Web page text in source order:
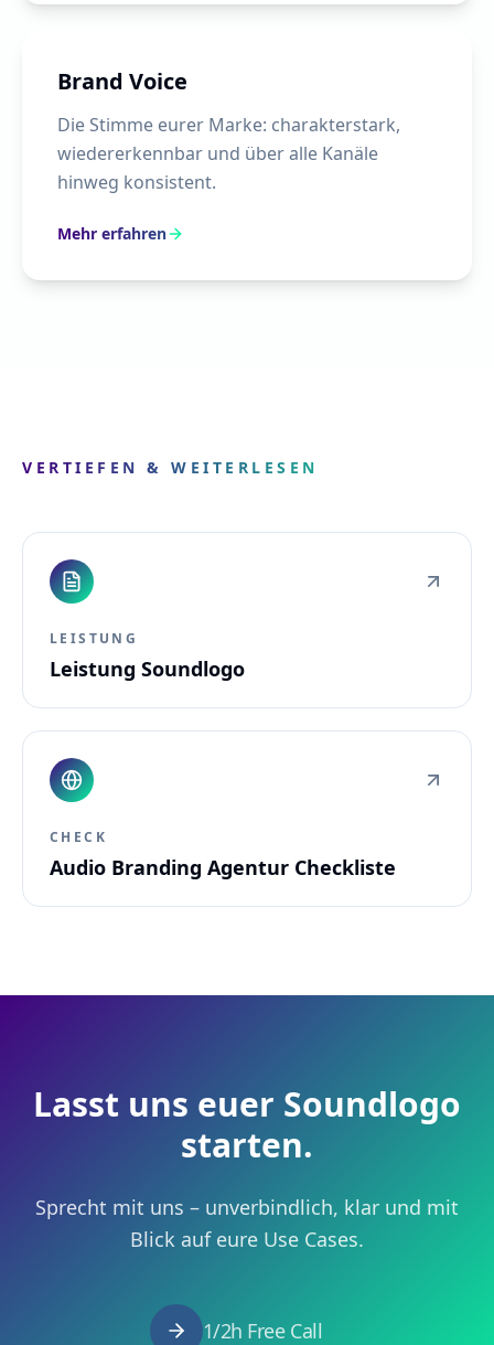
Brand Voice
Die Stimme eurer Marke: charakterstark,
wiedererkennbar und über alle Kanäle
hinweg konsistent.
Mehr erfahren
VERTIEFEN & WEITERLESEN
LEISTUNG
Leistung Soundlogo
CHECK
Audio Branding Agentur Checkliste
Lasst uns euer Soundlogo
starten.
Sprecht mit uns – unverbindlich, klar und mit
Blick auf eure Use Cases.
1/2h Free Call